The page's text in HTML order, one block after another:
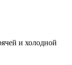
и холодной